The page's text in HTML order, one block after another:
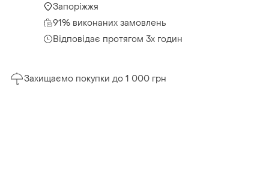
Запоріжжя
91% виконаних замовлень
Відповідає протягом 3х годин
Захищаємо покупки до 1 000 грн